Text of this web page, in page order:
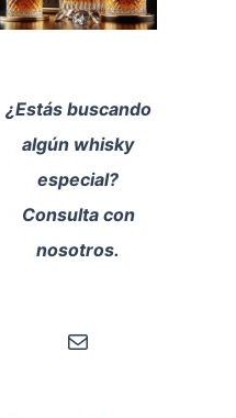
¿Estás buscando
algún whisky
especial?
Consulta con
nosotros.
Correo electrónico